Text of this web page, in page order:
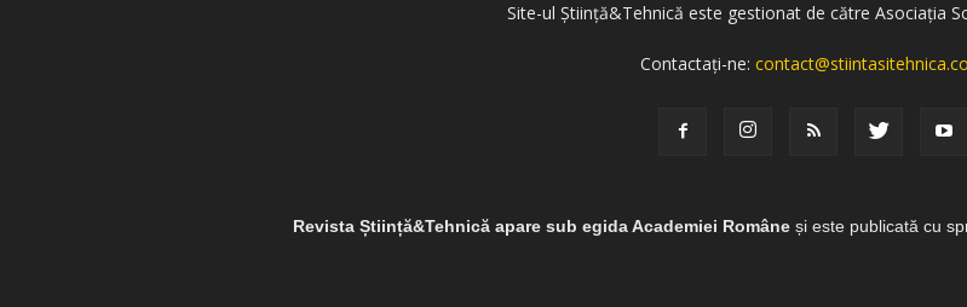
Site-ul Știință&Tehnică este gestionat de către Asociația
Contactați-ne:
Revista Știință&Tehnică apare sub egida Academiei Române și este publicată cu